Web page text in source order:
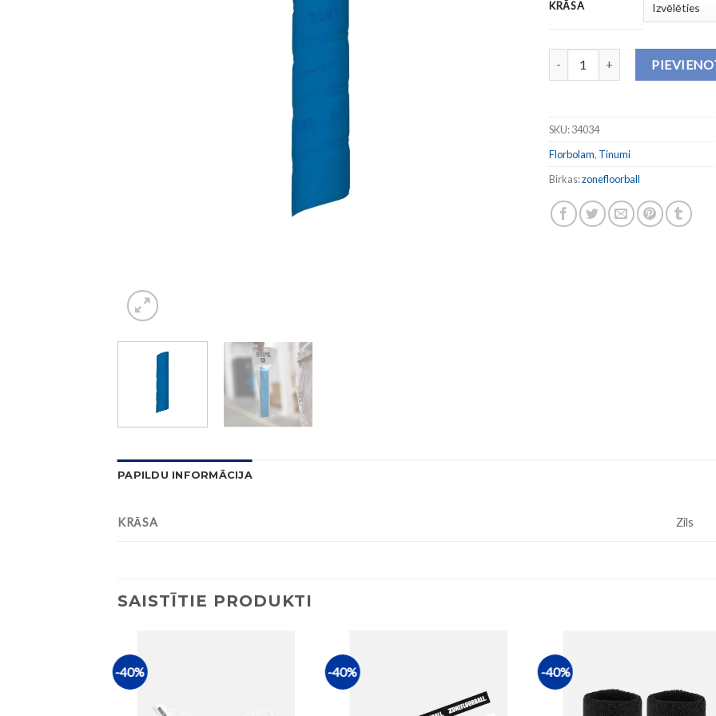
KRĀSA
Tinums ORIGINAL daudzums
SKU:34034
Florbolam, Tinumi
Birkas:zonefloorball
PAPILDU INFORMĀCIJA
KRĀSA Zils
SAISTĪTIE PRODUKTI
-40% -40% -40%